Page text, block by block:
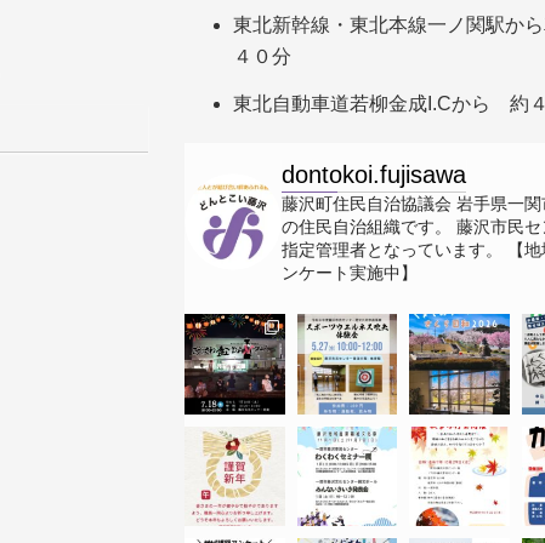
東北新幹線・東北本線一ノ関駅か
４０分
東北自動車道若柳金成I.Cから 約
dontokoi.fujisawa
藤沢町住民自治協議会 岩手県一
の住民自治組織です。
藤沢市民
指定管理者となっています。
【
ンケート実施中】